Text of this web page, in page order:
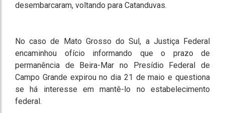
desembarcaram, voltando para Catanduvas.
No caso de Mato Grosso do Sul, a Justiça Federal
encaminhou ofício informando que o prazo de
permanência de Beira-Mar no Presídio Federal de
Campo Grande expirou no dia 21 de maio e questiona
se há interesse em mantê-lo no estabelecimento
federal.